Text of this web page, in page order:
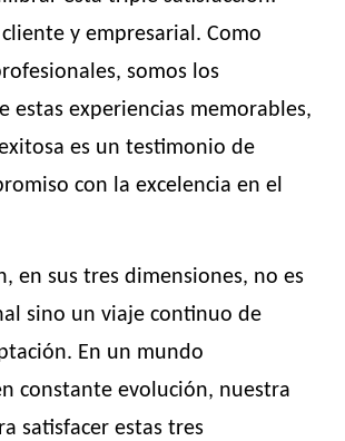
y empresarial. Como
somos los
estas experiencias memorables,
es un testimonio de
con la excelencia en el
en sus tres dimensiones, no es
sino un viaje continuo de
En un mundo
constante evolución, nuestra
satisfacer estas tres